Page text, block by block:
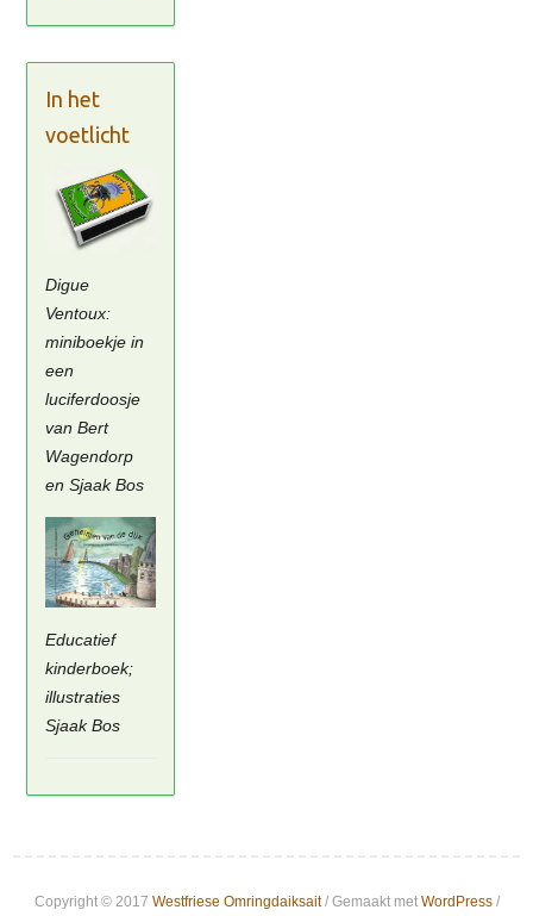
In het
voetlicht
Digue
Ventoux:
miniboekje in
een
luciferdoosje
van Bert
Wagendorp
en Sjaak Bos
Educatief
kinderboek;
illustraties
Sjaak Bos
Copyright © 2017 Westfriese Omringdaiksait/ Gemaakt met WordPress/